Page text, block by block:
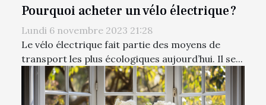
Pourquoi acheter un vélo électrique ?
Lundi 6 novembre 2023 21:28
Le vélo électrique fait partie des moyens de
transport les plus écologiques aujourd’hui. Il se...